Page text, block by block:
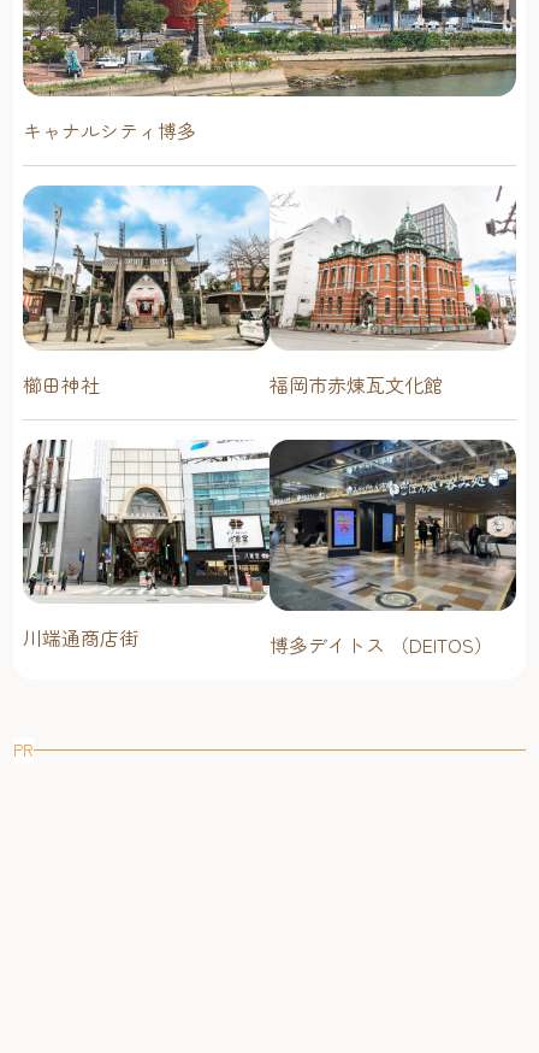
キャナルシティ博多
櫛田神社 福岡市赤煉瓦文化館
川端通商店街 博多デイトス （DEITOS）
PR